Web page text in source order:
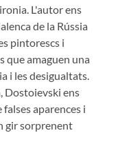
L'autor ens
de la Rússia
pintorescs i
que amaguen una
i les desigualtats.
Dostoievski ens
aparences i
gir sorprenent